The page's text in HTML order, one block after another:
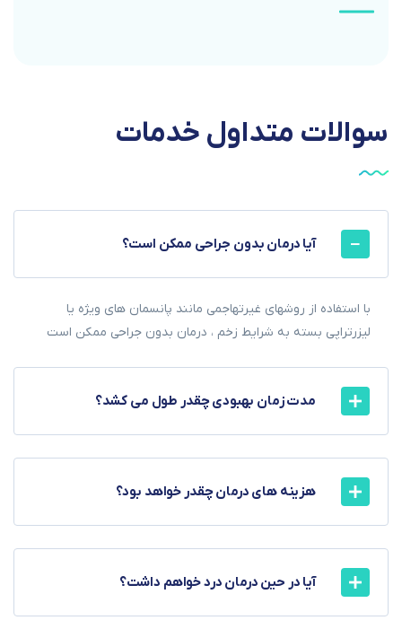
سوالاتمتداولخدمات
آیا درمان بدون جراحی ممکن است؟
با استفاده از روشهای غیرتهاجمی مانند پانسمان های ویژه یا
لیزرتراپی بسته به شرایط زخم ، درمان بدون جراحی ممکن است
مدت زمان بهبودی چقدر طول می کشد؟
هزینه های درمان چقدر خواهد بود؟
آیا در حین درمان درد خواهم داشت؟